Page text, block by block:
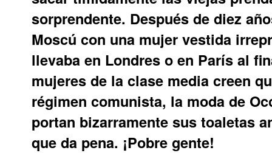
sorprendente. Después de diez
Moscú con una mujer vestida
llevaba en Londres o en París al
mujeres de la clase media creen
régimen comunista, la moda de
portan bizarramente sus toaletas
que da pena. ¡Pobre gente!